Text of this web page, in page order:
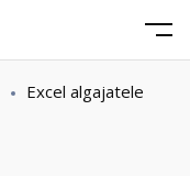
Excel algajatele